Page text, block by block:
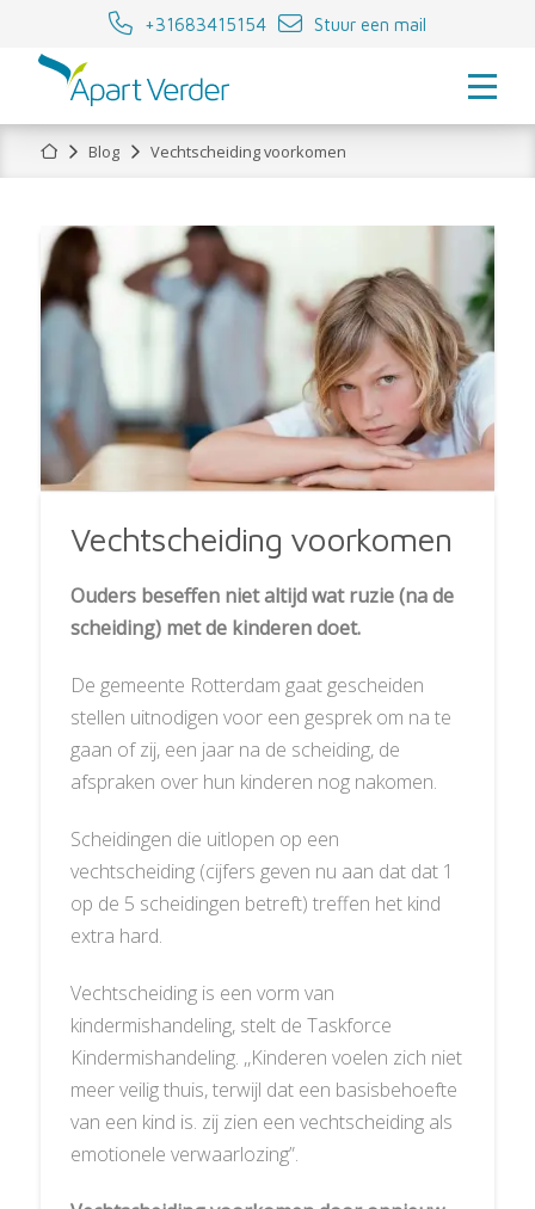
+31683415154 Stuur een mail
HomeBlog Vechtscheiding voorkomen
Vechtscheiding voorkomen
Ouders beseffen niet altijd wat ruzie (na de
scheiding) met de kinderen doet.
De gemeente Rotterdam gaat gescheiden
stellen uitnodigen voor een gesprek om na te
gaan of zij, een jaar na de scheiding, de
afspraken over hun kinderen nog nakomen.
Scheidingen die uitlopen op een
vechtscheiding (cijfers geven nu aan dat dat 1
op de 5 scheidingen betreft) treffen het kind
extra hard.
Vechtscheiding is een vorm van
kindermishandeling, stelt de Taskforce
Kindermishandeling. ,,Kinderen voelen zich niet
meer veilig thuis, terwijl dat een basisbehoefte
van een kind is. zij zien een vechtscheiding als
emotionele verwaarlozing”.